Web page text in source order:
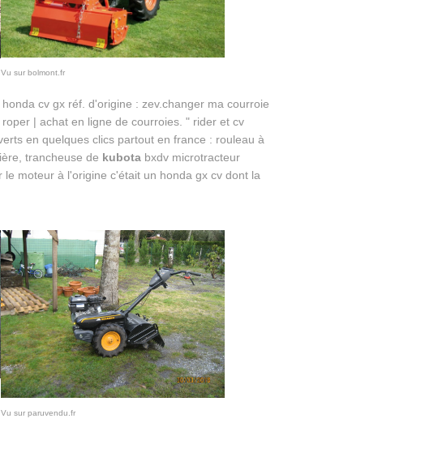
Vu sur bolmont.fr
cv gx réf. d'origine : zev.changer ma courroie
| achat en ligne de courroies. " rider et cv
en quelques clics partout en france : rouleau à
trancheuse de kubotabxdv microtracteur
moteur à l'origine c'était un honda gx cv dont la
Vu sur paruvendu.fr